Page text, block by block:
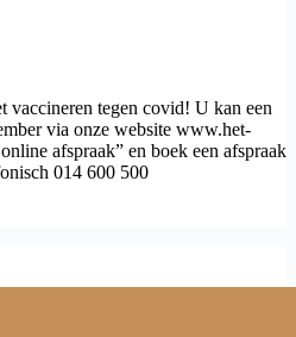
vaccineren tegen covid! U kan een
via onze website www.het-
afspraak” en boek een afspraak
014 600 500